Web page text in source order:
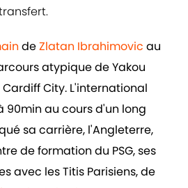
deZlatan Ibrahimovic au
atypique de Yakou
City. L'international
90min au cours d'un long
sa carrière, l'Angleterre,
de formation du PSG, ses
avec les Titis Parisiens, de